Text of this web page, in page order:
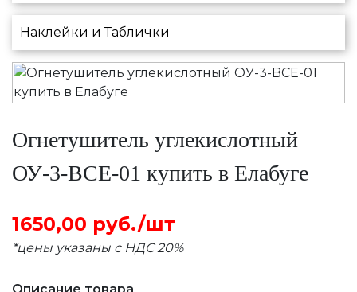
Наклейки и Таблички
Огнетушитель углекислотный
ОУ-3-BCE-01 купить в Елабуге
1650,00 руб./шт
*цены указаны с НДС 20%
Описание товара